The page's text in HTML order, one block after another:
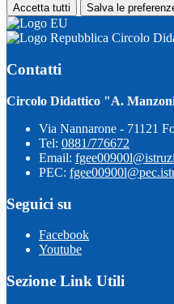
Accetta tutti Salva le
Circolo
Contatti
Circolo Didattico "A.
Via Nannarone - 71121
Tel: 0881/776672
Email:
PEC:
Seguici su
Facebook
Youtube
Sezione Link Utili